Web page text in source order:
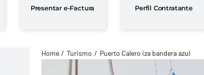
Presentar e-Factura Perfil Contratante
Home Turismo Puerto Calero iza bandera azul